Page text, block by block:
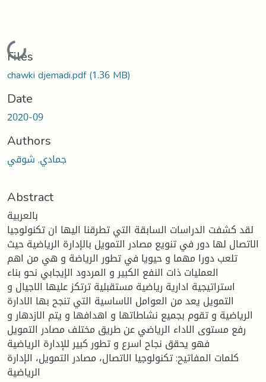
Loading...
Files
chawki djemadi.pdf(1.36 MB)
Date
2020-09
Authors
جمادي, شوقي
Abstract
بالعربية
لقد كشفت الدراسات السابقة التي تطرقنا اليها ان تكنولوجيا
الاتصال لها دور في تنويع مصادر التمويل بالإدارة الرياضية حيث
تلعب دورا مهما و حيويا في تطور الرياضة و هي من اهم
العمليات ذات النفع الكبير و المردود الإيجابي نحو بناء
استراتيجية ادارية رياضية مستقبلية ترتكز عليها الاجيال و
التمويل يعد من العوامل الاساسية التي تنجح بها الادارة
الرياضية و تقوم بجميع نشاطاتها و اهدافها و يتم الازدهار و
رفع مستوى الاداء الرياضي عن طريق مختلف مصادر التمويل
فهو يحقق نجاح اسرع و تطور كبير للإدارة الرياضية
كلمات المفاتيح: تكنولوجيا الاتصال، مصادر التمويل، الإدارة
الرياضية